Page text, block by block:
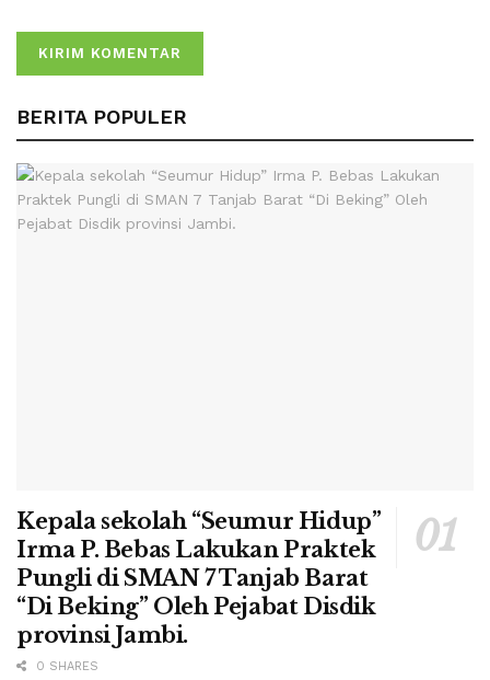
BERITA POPULER
Kepala sekolah “Seumur Hidup”
Irma P. Bebas Lakukan Praktek
Pungli di SMAN 7 Tanjab Barat
“Di Beking” Oleh Pejabat Disdik
provinsi Jambi.
0 SHARES